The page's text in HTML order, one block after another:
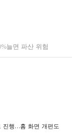
늘면 파산 위험
진행…홈 화면 개편도